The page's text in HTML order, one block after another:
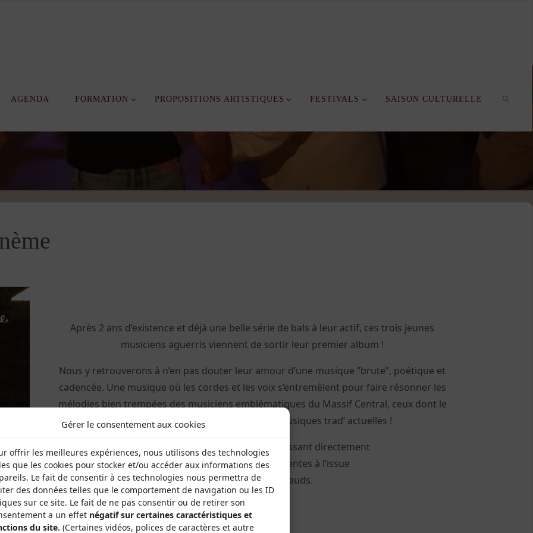
Gérer le consentement aux cookies
offrir les meilleures expériences, nous utilisons des technologies
que les cookies pour stocker et/ou accéder aux informations des
Le fait de consentir à ces technologies nous permettra de
des données telles que le comportement de navigation ou les ID
sur ce site. Le fait de ne pas consentir ou de retirer son
a un effet négatif sur certaines caractéristiques et
du site. (Certaines vidéos, polices de caractères et autre
AGENDA FORMATION PROPOSITIONS ARTISTIQUES FESTIVALS SAISON CULTURELLE
Après 2 ans d’existence et déjà une belle série de bals à leur actif, ces trois jeunes
musiciens aguerris viennent de sortir leur premier album !
Nous y retrouverons à n’en pas douter leur amour d’une musique ‘’brute’’, poétique et
cadencée. Une musique où les cordes et les voix s’entremêlent pour faire résonner les
mélodies bien trempées des musiciens emblématiques du Massif Central, ceux dont le
répertoire à fait les fondements des musiques trad’ actuelles !
Vous pouvez le commander en passant directement
par l’association ou lors des ventes à l’issue
des évènements brayauds.
également disponible en ligne sur le site dePhonolithe